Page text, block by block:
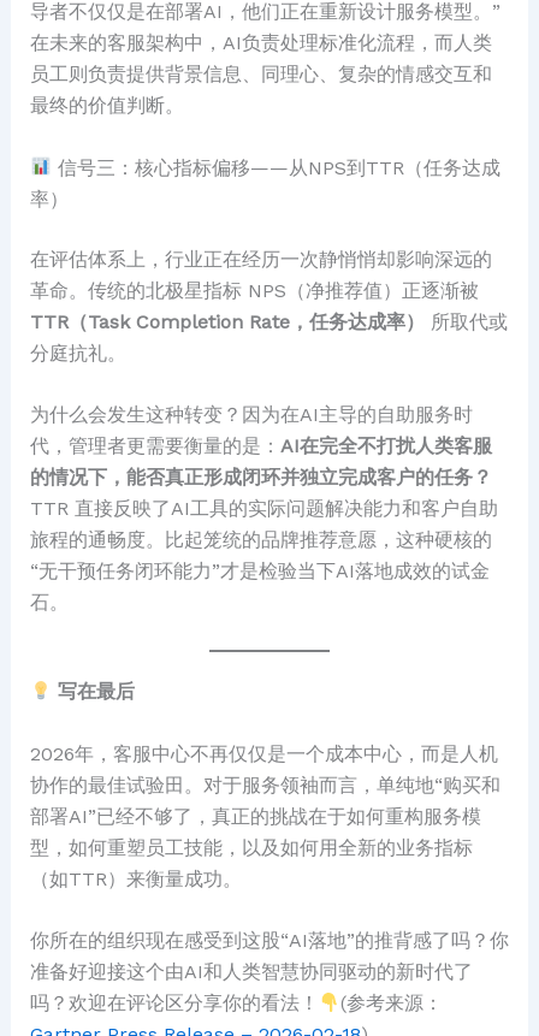
导者不仅仅是在部署AI，他们正在重新设计服务模型。”
在未来的客服架构中，AI负责处理标准化流程，而人类
员工则负责提供背景信息、同理心、复杂的情感交互和
最终的价值判断。
信号三：核心指标偏移——从NPS到TTR（任务达成
率）
在评估体系上，行业正在经历一次静悄悄却影响深远的
革命。传统的北极星指标 NPS（净推荐值）正逐渐被
TTR（Task Completion Rate，任务达成率）
所取代或
分庭抗礼。
为什么会发生这种转变？因为在AI主导的自助服务时
代，管理者更需要衡量的是： AI在完全不打扰人类客服
的情况下，能否真正形成闭环并独立完成客户的任务？
TTR 直接反映了AI工具的实际问题解决能力和客户自助
旅程的通畅度。比起笼统的品牌推荐意愿，这种硬核的
“无干预任务闭环能力”才是检验当下AI落地成效的试金
石。
写在最后
2026年，客服中心不再仅仅是一个成本中心，而是人机
协作的最佳试验田。对于服务领袖而言，单纯地“购买和
部署AI”已经不够了，真正的挑战在于如何重构服务模
型，如何重塑员工技能，以及如何用全新的业务指标
（如TTR）来衡量成功。
你所在的组织现在感受到这股“AI落地”的推背感了吗？你
准备好迎接这个由AI和人类智慧协同驱动的新时代了
吗？欢迎在评论区分享你的看法！
(参考来源：